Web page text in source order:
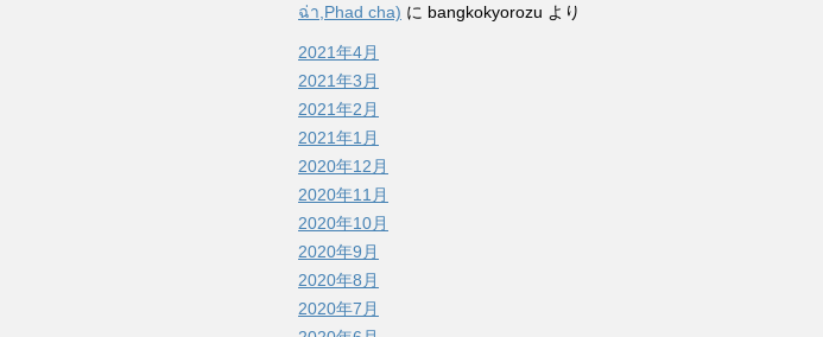
ฉ่า,Phad cha) に bangkokyorozu より
2021年4月
2021年3月
2021年2月
2021年1月
2020年12月
2020年11月
2020年10月
2020年9月
2020年8月
2020年7月